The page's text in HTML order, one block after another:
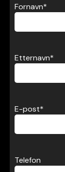
Fornavn*
Etternavn*
E-post*
Telefon